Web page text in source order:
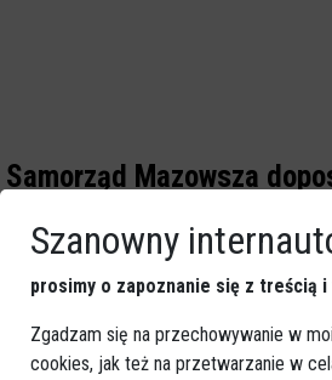
Samorząd Mazowsza
Szanowny
prosimy o zapoznanie się z treścią
Zgadzam się na przechowywanie w
cookies, jak też na przetwarzanie w